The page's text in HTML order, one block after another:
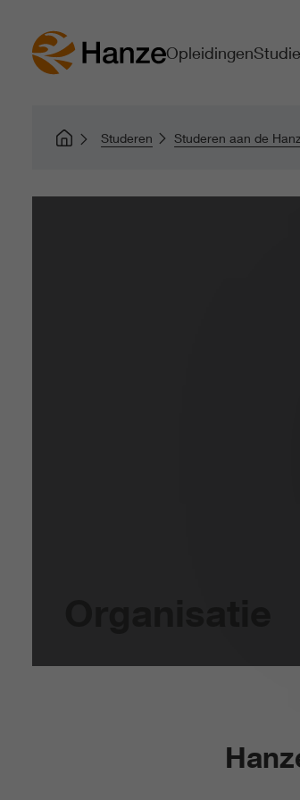
Opleidingen
Studeren Studeren aan de